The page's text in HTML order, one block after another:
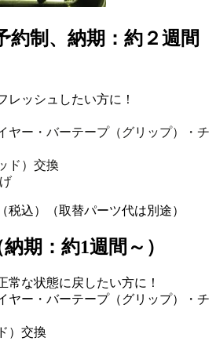
約制、納期：約２週間
レッシュしたい方に！
ヤー・バーテープ（グリップ）・チ
ド）交換
込）（取替パーツ代は別途）
期：約1週間～）
常な状態に戻したい方に！
ー・バーテープ（グリップ）・チ
）交換